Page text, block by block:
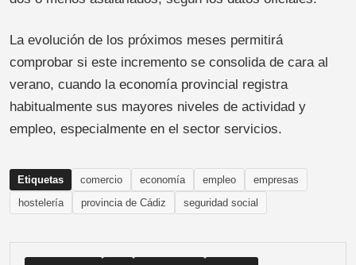
La evolución de los próximos meses permitirá
comprobar si este incremento se consolida de cara al
verano, cuando la economía provincial registra
habitualmente sus mayores niveles de actividad y
empleo, especialmente en el sector servicios.
Etiquetas comercio economía empleo
empresas
hostelería
provincia de Cádiz seguridad social